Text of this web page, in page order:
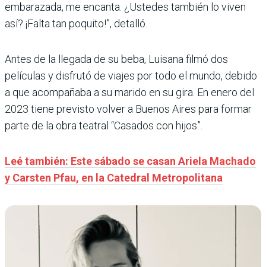
embarazada, me encanta. ¿Ustedes también lo viven
así? ¡Falta tan poquito!”, detalló.
Antes de la llegada de su beba, Luisana filmó dos
películas y disfrutó de viajes por todo el mundo, debido
a que acompañaba a su marido en su gira. En enero del
2023 tiene previsto volver a Buenos Aires para formar
parte de la obra teatral “Casados con hijos”.
Leé también: Este sábado se casan Ariela Machado
y Carsten Pfau, en la Catedral Metropolitana